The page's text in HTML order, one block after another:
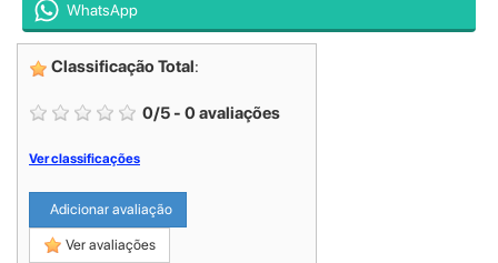
WhatsApp
Classificação Total:
0/5 - 0 avaliações
Ver classificações
Adicionar avaliação
Ver avaliações